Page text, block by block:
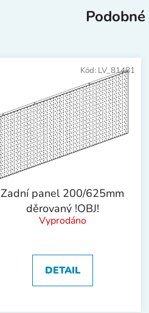
Zadní panel 200/625mm
děrovaný !OBJ!
Vyprodáno
DETAIL
Kód: LV_81481